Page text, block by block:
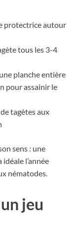
protectrice autour
tous les 3-4
planche entière
pour assainir le
tagètes aux
sens : une
l’année
nématodes.
jeu